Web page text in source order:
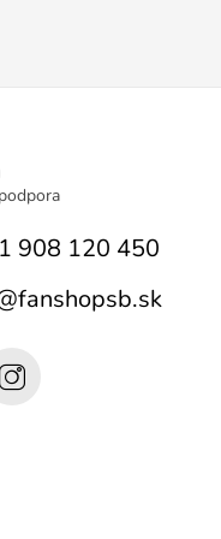
908 120 450
fanshopsb.sk